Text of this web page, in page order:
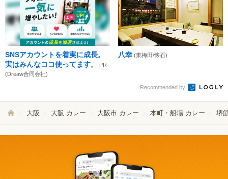
SNSアカウントを着実に成長。
実はみんなココ使ってます。
PR
(Dreaw合同会社)
八幸 (東梅田/懐石)
Recommended by
大阪 大阪 カレー 大阪市 カレー 本町・船場 カレー 堺